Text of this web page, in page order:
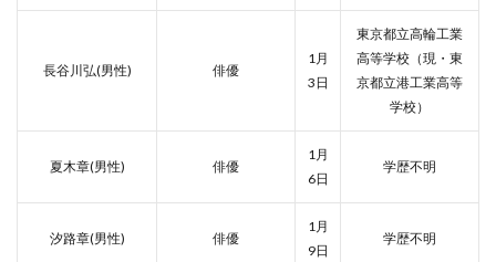
長谷川弘(男性) 俳優
1月
3日
東京都立高輪工業
高等学校（現・東
京都立港工業高等
学校）
夏木章(男性) 俳優
1月
6日
学歴不明
汐路章(男性) 俳優
1月
9日
学歴不明